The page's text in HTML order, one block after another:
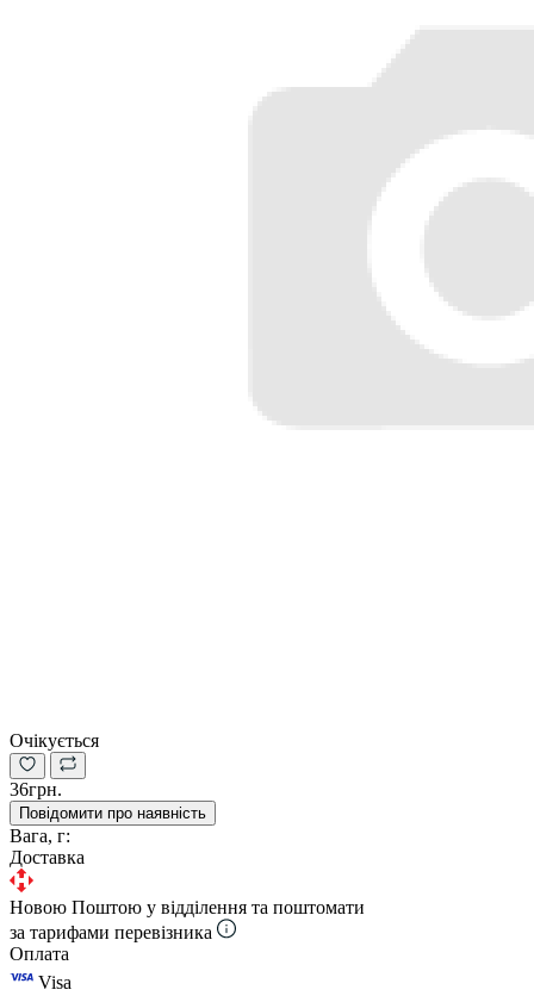
Очікується
36грн.
Повідомити про наявність
Вага, г:
Доставка
Новою Поштою у відділення та поштомати
за тарифами перевізника
Оплата
Visa